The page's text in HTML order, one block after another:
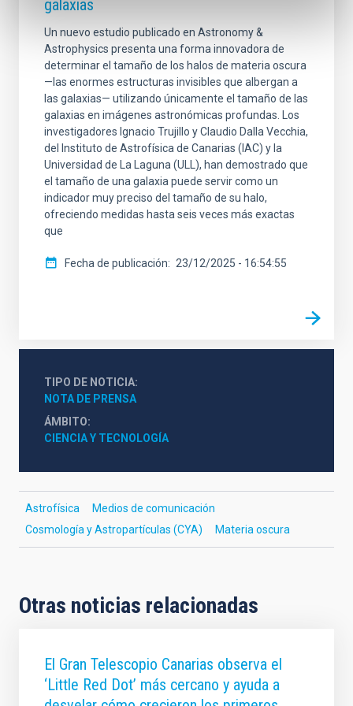
galaxias
Un nuevo estudio publicado en Astronomy &
Astrophysics presenta una forma innovadora de
determinar el tamaño de los halos de materia oscura
—las enormes estructuras invisibles que albergan a
las galaxias— utilizando únicamente el tamaño de las
galaxias en imágenes astronómicas profundas. Los
investigadores Ignacio Trujillo y Claudio Dalla Vecchia,
del Instituto de Astrofísica de Canarias (IAC) y la
Universidad de La Laguna (ULL), han demostrado que
el tamaño de una galaxia puede servir como un
indicador muy preciso del tamaño de su halo,
ofreciendo medidas hasta seis veces más exactas
que
Fecha de publicación 23/12/2025 - 16:54:55
TIPO DE NOTICIA
NOTA DE PRENSA
ÁMBITO
CIENCIA Y TECNOLOGÍA
Astrofísica
Medios de comunicación
Cosmología y Astropartículas (CYA)
Materia oscura
Otras noticias relacionadas
El Gran Telescopio Canarias observa el
‘Little Red Dot’ más cercano y ayuda a